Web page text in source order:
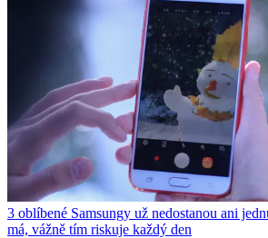
3 oblíbené Samsungy už nedostanou ani
má, vážně tím riskuje každý den